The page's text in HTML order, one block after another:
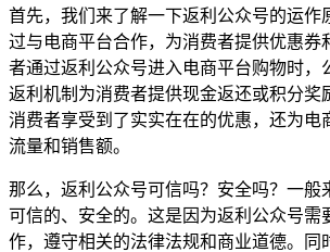
首先，我们来了解一下返利公众号的运作
过与电商平台合作，为消费者提供优惠券
者通过返利公众号进入电商平台购物时，
返利机制为消费者提供现金返还或积分奖
消费者享受到了实实在在的优惠，还为电
流量和销售额。
那么，返利公众号可信吗？安全吗？一般
可信的、安全的。这是因为返利公众号需
作，遵守相关的法律法规和商业道德。同